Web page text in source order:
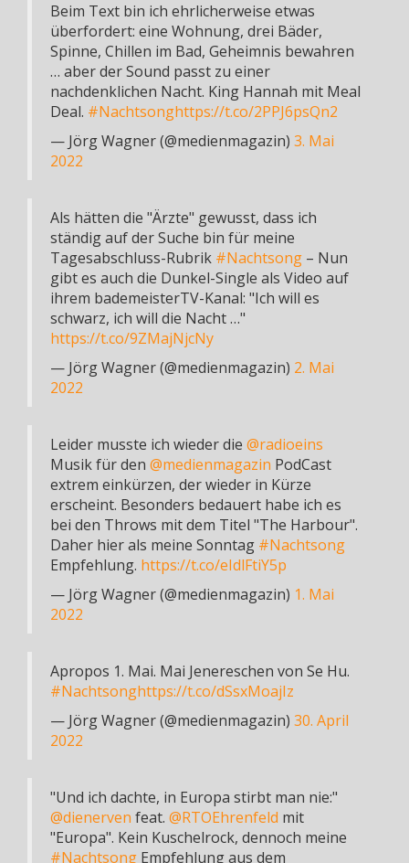
Beim Text bin ich ehrlicherweise etwas
überfordert: eine Wohnung, drei Bäder,
Spinne, Chillen im Bad, Geheimnis bewahren
… aber der Sound passt zu einer
nachdenklichen Nacht. King Hannah mit Meal
Deal. #Nachtsonghttps://t.co/2PPJ6psQn2
— Jörg Wagner (@medienmagazin) 3. Mai
2022
Als hätten die "Ärzte" gewusst, dass ich
ständig auf der Suche bin für meine
Tagesabschluss-Rubrik #Nachtsong – Nun
gibt es auch die Dunkel-Single als Video auf
ihrem bademeisterTV-Kanal: "Ich will es
schwarz, ich will die Nacht …"
https://t.co/9ZMajNjcNy
— Jörg Wagner (@medienmagazin) 2. Mai
2022
Leider musste ich wieder die @radioeins
Musik für den @medienmagazin PodCast
extrem einkürzen, der wieder in Kürze
erscheint. Besonders bedauert habe ich es
bei den Throws mit dem Titel "The Harbour".
Daher hier als meine Sonntag #Nachtsong
Empfehlung. https://t.co/eIdlFtiY5p
— Jörg Wagner (@medienmagazin) 1. Mai
2022
Apropos 1. Mai. Mai Jenereschen von Se Hu.
#Nachtsonghttps://t.co/dSsxMoajIz
— Jörg Wagner (@medienmagazin) 30. April
2022
"Und ich dachte, in Europa stirbt man nie:"
@dienerven feat. @RTOEhrenfeld mit
"Europa". Kein Kuschelrock, dennoch meine
#Nachtsong Empfehlung aus dem